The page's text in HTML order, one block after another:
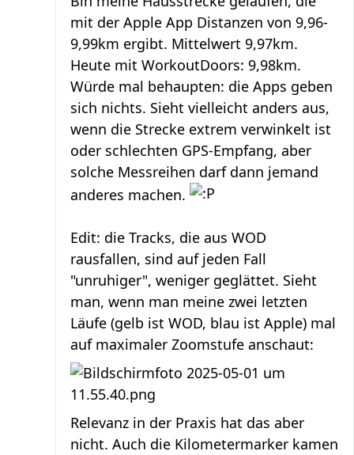
mit der Apple App Distanzen von 9,96-
9,99km ergibt. Mittelwert 9,97km.
Heute mit WorkoutDoors: 9,98km.
Würde mal behaupten: die Apps geben
sich nichts. Sieht vielleicht anders aus,
wenn die Strecke extrem verwinkelt ist
oder schlechten GPS-Empfang, aber
solche Messreihen darf dann jemand
anderes machen.
Edit: die Tracks, die aus WOD
rausfallen, sind auf jeden Fall
"unruhiger", weniger geglättet. Sieht
man, wenn man meine zwei letzten
Läufe (gelb ist WOD, blau ist Apple) mal
auf maximaler Zoomstufe anschaut:
Relevanz in der Praxis hat das aber
nicht. Auch die Kilometermarker kamen